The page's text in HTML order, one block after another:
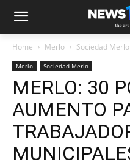
Home Merlo Sociedad Merlo
Merlo Sociedad Merlo
MERLO: 30
AUMENTO